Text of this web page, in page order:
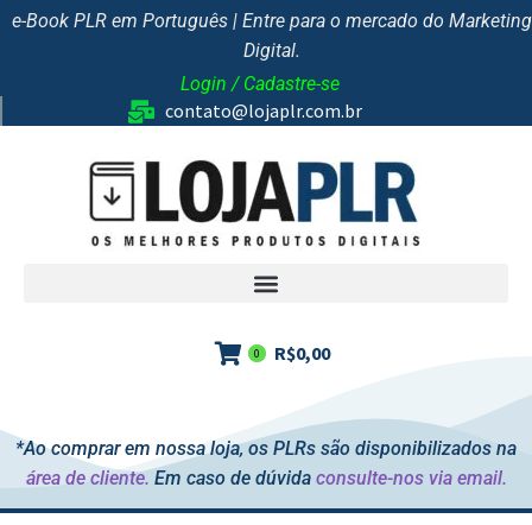
e-Book PLR em Português | Entre para o mercado do Marketing
Digital.
Login / Cadastre-se
contato@lojaplr.com.br
R$0,00
0
*Ao comprar em nossa loja, os PLRs são disponibilizados na
área de cliente. Em caso de dúvida consulte-nos via email.